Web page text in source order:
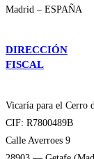
Madrid – ESPAÑA
DIRECCIÓN
FISCAL
Vicaría para el Cerro
CIF: R7800489B
Calle Averroes 9